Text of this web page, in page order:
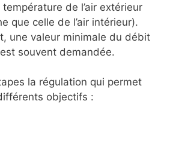
de l’air extérieur
que celle de l’air intérieur).
une valeur minimale du débit
est souvent demandée.
la régulation qui permet
objectifs :